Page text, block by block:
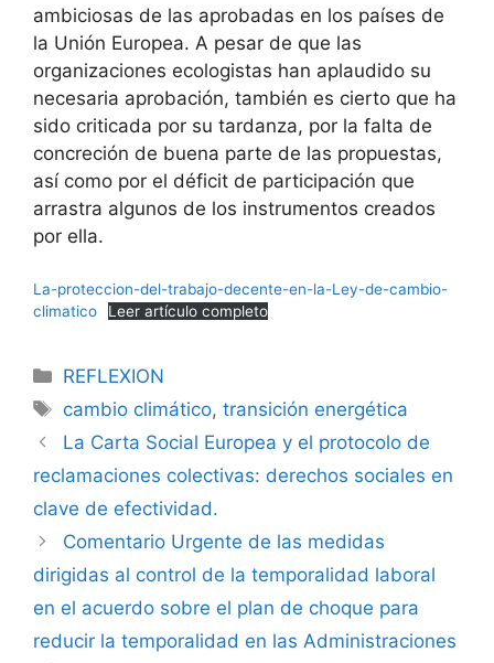
ambiciosas de las aprobadas en los países de
la Unión Europea. A pesar de que las
organizaciones ecologistas han aplaudido su
necesaria aprobación, también es cierto que ha
sido criticada por su tardanza, por la falta de
concreción de buena parte de las propuestas,
así como por el déficit de participación que
arrastra algunos de los instrumentos creados
por ella.
La-proteccion-del-trabajo-decente-en-la-Ley-de-cambio-
climatico
Leer artículo completo
REFLEXION
cambio climático,transición energética
La Carta Social Europea y el protocolo de
reclamaciones colectivas: derechos sociales en
clave de efectividad.
Comentario Urgente de las medidas
dirigidas al control de la temporalidad laboral
en el acuerdo sobre el plan de choque para
reducir la temporalidad en las Administraciones